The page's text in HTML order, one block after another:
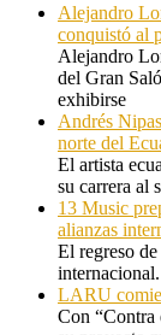
Alejandro
conquistó al
Alejandro
del Gran
exhibirse
Andrés
norte del
El artista
su carrera al
13 Music
alianzas
El regreso
LARU
Con